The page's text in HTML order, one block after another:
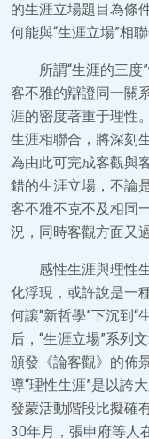
的生涯立場題目為條
何能與“生涯立場”相聯
所謂“生涯的三
客不雅的辯證同一關
涯的密度著重于理性
生涯相聯合，將深刻
為由此可完成客觀與
錯的生涯立場，不論
客不雅不克不及相同
況，同時客觀方面又
感性生涯與理性
化浮現，或許說是一
何讓“新哲學”下沉到“
后，“生涯立場”系列
頒發《論客觀》的佈
導“理性生涯”是以誇
發蒙活動階段比擬確
30年月，張申府等人